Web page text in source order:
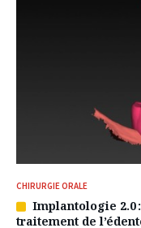
CHIRURGIE ORALE
Article
réservé
Implantologie 2.0
traitement de